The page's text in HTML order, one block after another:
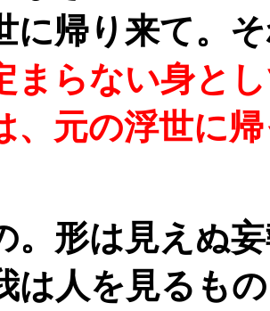
に帰り来て。
まらない身と
、元の浮世に
。形は見えぬ
は人を見るも